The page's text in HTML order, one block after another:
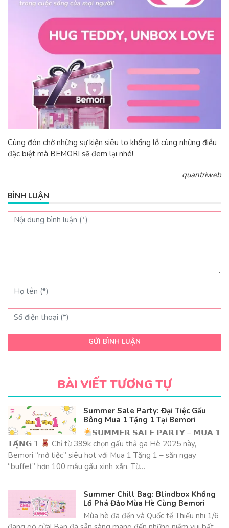
Cùng đón chờ những sự kiện siêu to khổng lồ cùng những điều
đặc biệt mà BEMORI sẽ đem lại nhé!
quantriweb
BÌNH LUẬN
GỬI BÌNH LUẬN
BÀI VIẾT TƯƠNG TỰ
Summer Sale Party: Đại Tiệc Gấu
Bông Mua 1 Tặng 1 Tại Bemori
𝗦𝗨𝗠𝗠𝗘𝗥 𝗦𝗔𝗟𝗘 𝗣𝗔𝗥𝗧𝗬 – 𝗠𝗨𝗔 𝟭
𝗧𝗔̣̆𝗡𝗚 𝟭
Chỉ từ 399k chọn gấu thả ga Hè 2025 này,
Bemori “mở tiệc” siêu hot với Mua 1 Tặng 1 – săn ngay
“buffet” hơn 100 mẫu gấu xinh xắn. Từ…
Summer Chill Bag: Blindbox Khổng
Lồ Phá Đảo Mùa Hè Cùng Bemori
Mùa hè đã đến và Quốc tế Thiếu nhi 1/6